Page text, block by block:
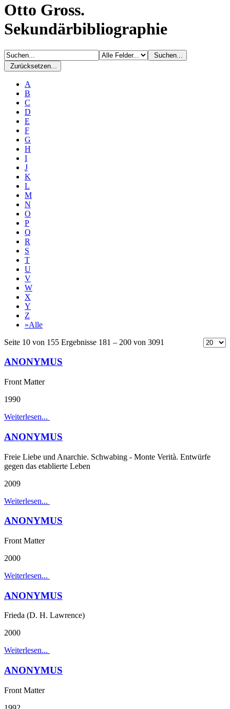
Otto Gross.
Sekundärbibliographie
Suchen...
Zurücksetzen...
A
B
C
D
E
F
G
H
I
J
K
L
M
N
O
P
Q
R
S
T
U
V
W
X
Y
Z
»Alle
Seite 10 von 155 Ergebnisse 181 – 200 von 3091
ANONYMUS
Front Matter
1990
Weiterlesen...
ANONYMUS
Freie Liebe und Anarchie. Schwabing - Monte Verità. Entwürfe
gegen das etablierte Leben
2009
Weiterlesen...
ANONYMUS
Front Matter
2000
Weiterlesen...
ANONYMUS
Frieda (D. H. Lawrence)
2000
Weiterlesen...
ANONYMUS
Front Matter